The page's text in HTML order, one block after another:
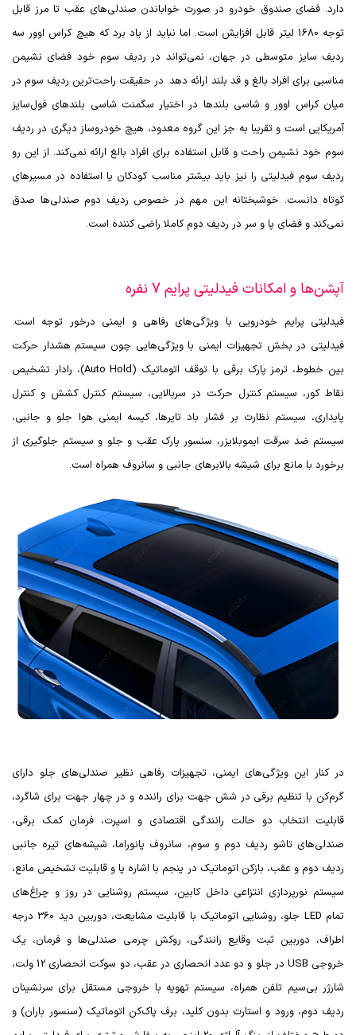
دارد. فضای صندوق خودرو در صورت خواباندن صندلی‌های عقب تا مرز قابل
توجه 1680 لیتر قابل افزایش است. اما نباید از یاد برد که هیچ کراس اوور سه
ردیف سایز متوسطی در جهان، نمی‌تواند در ردیف سوم خود فضای نشیمن
مناسبی برای افراد بالغ و قد بلند ارائه دهد. در حقیقت راحت‌ترین ردیف سوم در
میان کراس اوور و شاسی بلندها در اختیار سگمنت شاسی بلندهای فول‌سایز
آمریکایی است و تقریبا به جز این گروه معدود، هیچ خودروساز دیگری در ردیف
سوم خود نشیمن راحت و قابل استفاده برای افراد بالغ ارائه نمی‌کند. از این رو
ردیف سوم فیدلیتی را نیز باید بیشتر مناسب کودکان یا استفاده در مسیرهای
کوتاه دانست. خوشبختانه این مهم در خصوص ردیف دوم صندلی‌ها صدق
نمی‌کند و فضای پا و سر در ردیف دوم کاملا راضی کننده است.
آپشن‌ها و امکانات فیدلیتی پرایم 7 نفره
فیدلیتی پرایم خودرویی با ویژگی‌های رفاهی و ایمنی درخور توجه است.
فیدلیتی در بخش تجهیزات ایمنی با ویژگی‌هایی چون سیستم هشدار حرکت
بین خطوط، ترمز پارک برقی با توقف اتوماتیک (Auto Hold)، رادار تشخیص
نقاط کور، سیستم کنترل حرکت در سربالایی، سیستم کنترل کشش و کنترل
پایداری، سیستم نظارت بر فشار باد تایرها، کیسه ایمنی هوا جلو و جانبی،
سیستم ضد سرقت ایموبلایزر، سنسور پارک عقب و جلو و سیستم جلوگیری از
برخورد با مانع برای شیشه بالابرهای جانبی و سانروف همراه است.
در کنار این ویژگی‌های ایمنی، تجهیزات رفاهی نظیر صندلی‌های جلو دارای
گرم‌کن با تنظیم برقی در شش جهت برای راننده و در چهار جهت برای شاگرد،
قابلیت انتخاب دو حالت رانندگی اقتصادی و اسپرت، فرمان کمک برقی،
صندلی‌های تا‌شو ردیف دوم و سوم، سانروف پانوراما، شیشه‌های تیره جانبی
ردیف دوم و عقب، بازکن اتوماتیک در پنجم با اشاره پا و قابلیت تشخیص مانع،
سیستم نورپردازی انتزاعی داخل کابین، سیستم روشنایی در روز و چراغ‌های
تمام LED
جلو، روشنایی اتوماتیک با قابلیت مشایعت، دوربین دید 360 درجه
اطراف، دوربین ثبت وقایع رانندگی، روکش چرمی صندلی‌ها و فرمان، یک
خروجی USB
در جلو و دو عدد انحصاری در عقب، دو سوکت انحصاری 12 ولت،
شارژر بی‌سیم تلفن همراه، سیستم تهویه با خروجی مستقل برای سرنشینان
ردیف دوم، ورود و استارت بدون کلید، برف‌ پاک‌کن اتوماتیک (سنسور باران) و